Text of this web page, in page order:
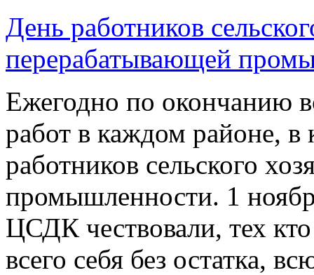
День работников
перерабатывающей
Ежегодно по окончанию
работ в каждом районе,
работников сельского
промышленности. 1
ЦСДК чествовали, тех кто
всего себя без остатка,